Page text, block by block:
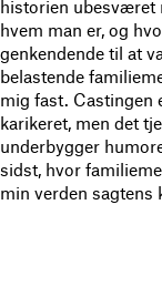
historien ubesværet
hvem man er, og
genkendende til at
belastende
mig fast.
karikeret, men det
underbygger
sidst, hvor
min verden sagtens